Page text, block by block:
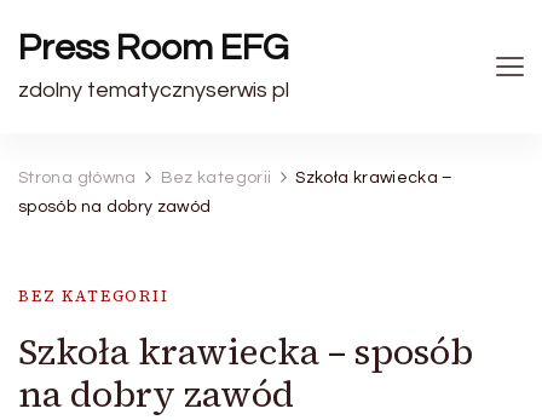
Press Room EFG
zdolny tematycznyserwis pl
Strona główna Bez kategorii
Szkoła krawiecka –
sposób na dobry zawód
BEZ KATEGORII
Szkoła krawiecka – sposób
na dobry zawód